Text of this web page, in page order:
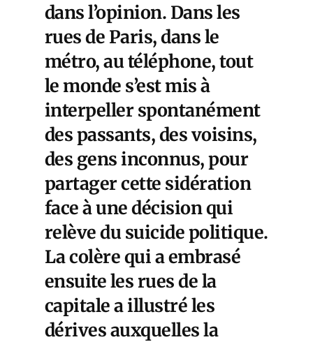
dans l’opinion. Dans les
rues de Paris, dans le
métro, au téléphone, tout
le monde s’est mis à
interpeller spontanément
des passants, des voisins,
des gens inconnus, pour
partager cette sidération
face à une décision qui
relève du suicide politique.
La colère qui a embrasé
ensuite les rues de la
capitale a illustré les
dérives auxquelles la